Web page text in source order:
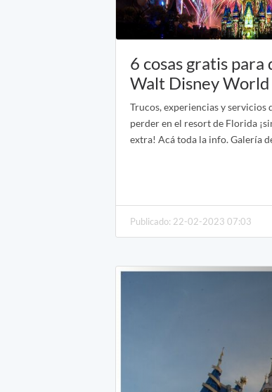
6 cosas gratis
Walt Disney World
Trucos, experiencias y servicios
perder en el resort de Florida
extra! Acá toda la info. Galería
Publicado: 22-02-2023 07:03